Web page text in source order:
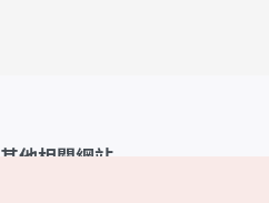
其他相關網站